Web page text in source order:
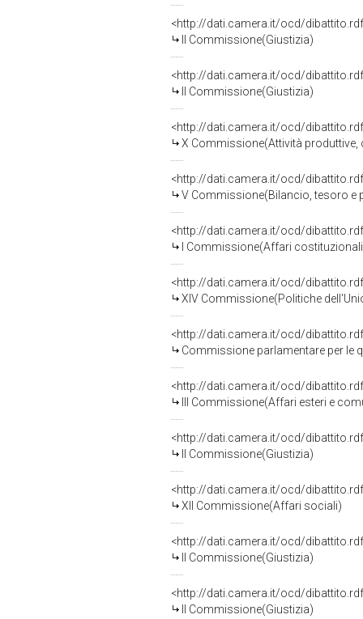
<http://dati.camera.it/ocd/
II Commissione(Giustizia)
<http://dati.camera.it/ocd/
II Commissione(Giustizia)
<http://dati.camera.it/ocd/
X Commissione(Attività
<http://dati.camera.it/ocd/
V Commissione(Bilancio, tesoro e
<http://dati.camera.it/ocd/
I Commissione(Affari
<http://dati.camera.it/ocd/
XIV Commissione(Politiche
<http://dati.camera.it/ocd/
Commissione parlamentare per le
<http://dati.camera.it/ocd/
III Commissione(Affari esteri e
<http://dati.camera.it/ocd/
II Commissione(Giustizia)
<http://dati.camera.it/ocd/
XII Commissione(Affari sociali)
<http://dati.camera.it/ocd/
II Commissione(Giustizia)
<http://dati.camera.it/ocd/
II Commissione(Giustizia)